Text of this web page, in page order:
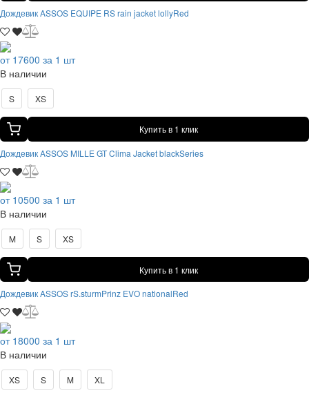
Дождевик ASSOS EQUIPE RS rain jacket lollyRed
от 17600 за 1 шт
В наличии
S XS
Купить в 1 клик
Дождевик ASSOS MILLE GT Clima Jacket blackSeries
от 10500 за 1 шт
В наличии
M S XS
Купить в 1 клик
Дождевик ASSOS rS.sturmPrinz EVO nationalRed
от 18000 за 1 шт
В наличии
XS S M XL